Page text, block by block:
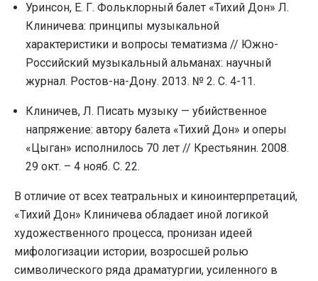
Уринсон, Е. Г. Фольклорный балет «Тихий Дон» Л.
Клиничева: принципы музыкальной
характеристики и вопросы тематизма // Южно-
Российский музыкальный альманах: научный
журнал. Ростов-на-Дону. 2013. № 2. С. 4-11.
Клиничев, Л. Писать музыку — убийственное
напряжение: автору балета «Тихий Дон» и оперы
«Цыган» исполнилось 70 лет // Крестьянин. 2008.
29 окт. – 4 нояб. С. 22.
В отличие от всех театральных и киноинтерпретаций,
«Тихий Дон» Клиничева обладает иной логикой
художественного процесса, пронизан идеей
мифологизации истории, возросшей ролью
символического ряда драматургии, усиленного в